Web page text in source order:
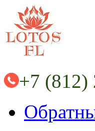
+7 (812)